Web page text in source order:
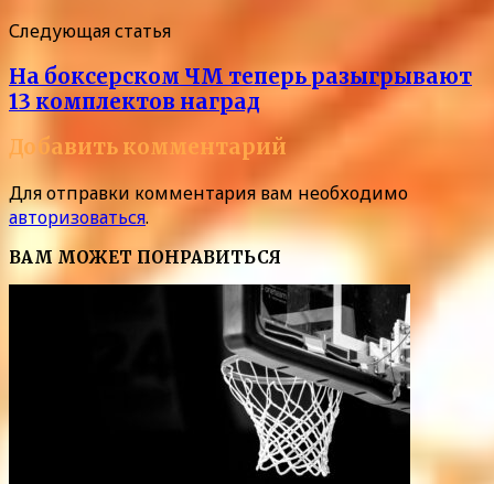
Следующая статья
На боксерском ЧМ теперь разыгрывают
13 комплектов наград
Добавить комментарий
Для отправки комментария вам необходимо
авторизоваться.
ВАМ МОЖЕТ ПОНРАВИТЬСЯ